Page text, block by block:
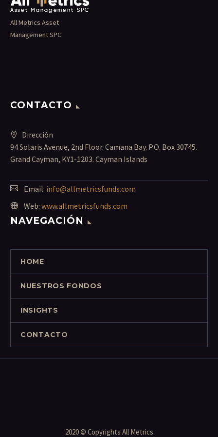
All Metrics Asset
Management SPC
CONTACTO
Dirección
94 Solaris Avenue, 2nd Floor. Camana Bay. P.O. Box 30745.
Grand Cayman, KY1-1203. Cayman Islands
Email: info@allmetricsfunds.com
Web: www.allmetricsfunds.com
NAVEGACIÓN
HOME
NUESTROS FONDOS
INSIGHTS
CONTACTO
2020 © Copyrights All Metrics